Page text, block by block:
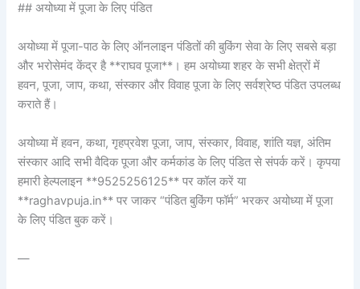
## अयोध्या में पूजा के लिए पंडित
अयोध्या में पूजा-पाठ के लिए ऑनलाइन पंडितों की बुकिंग सेवा के लिए सबसे बड़ा
और भरोसेमंद केंद्र है **राघव पूजा**। हम अयोध्या शहर के सभी क्षेत्रों में
हवन, पूजा, जाप, कथा, संस्कार और विवाह पूजा के लिए सर्वश्रेष्ठ पंडित उपलब्ध
कराते हैं।
अयोध्या में हवन, कथा, गृहप्रवेश पूजा, जाप, संस्कार, विवाह, शांति यज्ञ, अंतिम
संस्कार आदि सभी वैदिक पूजा और कर्मकांड के लिए पंडित से संपर्क करें। कृपया
हमारी हेल्पलाइन **9525256125** पर कॉल करें या
**raghavpuja.in** पर जाकर “पंडित बुकिंग फॉर्म” भरकर अयोध्या में पूजा
के लिए पंडित बुक करें।
—